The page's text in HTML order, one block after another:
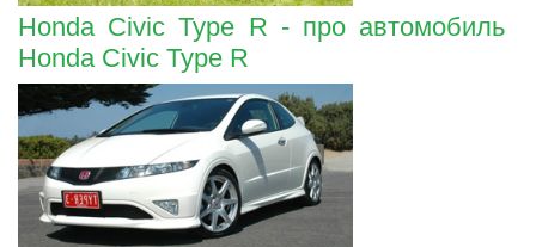
Honda Civic Type R - про автомобиль
Honda Civic Type R